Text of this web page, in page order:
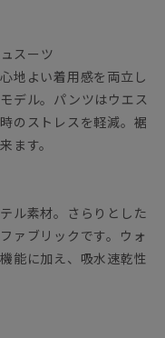
スーツ
地よい着用感を両立し
デル。パンツはウエス
のストレスを軽減。裾
ます。
ル素材。さらりとした
ァブリックです。ウォ
能に加え、吸水速乾性